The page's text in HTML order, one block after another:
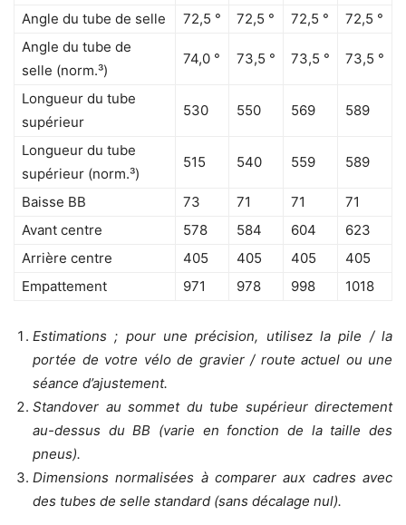
Angle du tube de selle
72,5 ° 72,5 ° 72,5 °
72,5 °
Angle du tube de
selle (norm.³)
74,0 ° 73,5 ° 73,5 ° 73,5 °
Longueur du tube
supérieur
530 550 569 589
Longueur du tube
supérieur (norm.³)
515 540 559 589
Baisse BB 73 71 71
71
Avant centre
578 584 604
623
Arrière centre
405 405 405
405
Empattement
971 978 998 1018
Estimations ; pour une précision, utilisez la pile / la
portée de votre vélo de gravier / route actuel ou une
séance d’ajustement.
Standover au sommet du tube supérieur directement
au-dessus du BB (varie en fonction de la taille des
pneus).
Dimensions normalisées à comparer aux cadres avec
des tubes de selle standard (sans décalage nul).